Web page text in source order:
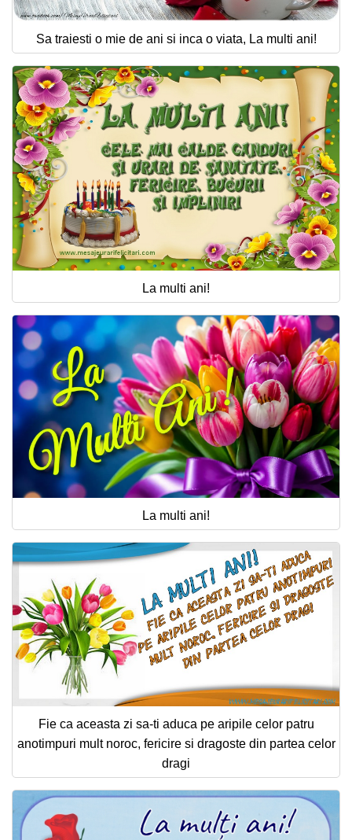
Sa traiesti o mie de ani si inca o viata, La multi ani!
La multi ani!
La multi ani!
Fie ca aceasta zi sa-ti aduca pe aripile celor patru
anotimpuri mult noroc, fericire si dragoste din partea celor
dragi